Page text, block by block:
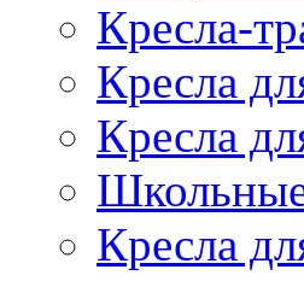
Кресла-
Кресла
Кресла
Кресла